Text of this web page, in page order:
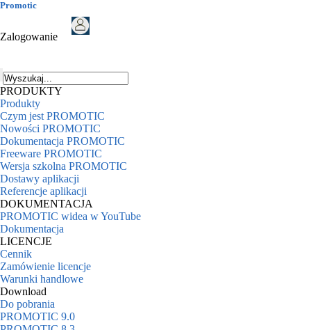
Promotic
Zalogowanie
PRODUKTY
Produkty
Czym jest PROMOTIC
Nowości PROMOTIC
Dokumentacja PROMOTIC
Freeware PROMOTIC
Wersja szkolna PROMOTIC
Dostawy aplikacji
Referencje aplikacji
DOKUMENTACJA
PROMOTIC widea w YouTube
Dokumentacja
LICENCJE
Cennik
Zamówienie licencje
Warunki handlowe
Download
Do pobrania
PROMOTIC 9.0